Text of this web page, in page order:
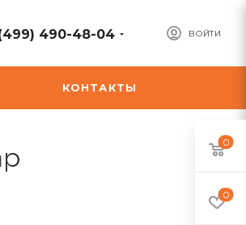
ВОЙТИ
490-48-04
КОНТАКТЫ
0
0